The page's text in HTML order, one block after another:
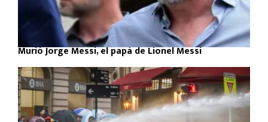
Murió Jorge Messi, el papá de Lionel Messi